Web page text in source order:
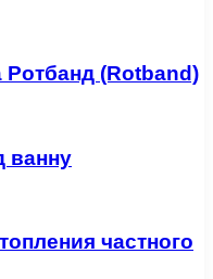
Ротбанд (Rotband)
ванну
частного